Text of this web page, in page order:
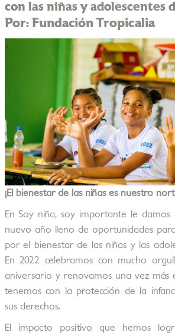
con las niñas y adolescentes
Por: Fundación Tropicalia
¡El bienestar de las niñas es nuestro
En Soy niña, soy importante le damos
nuevo año lleno de oportunidades
por el bienestar de las niñas y las
En 2022 celebramos con mucho
aniversario y renovamos una vez más
tenemos con la protección de la
sus derechos.
El impacto positivo que hemos